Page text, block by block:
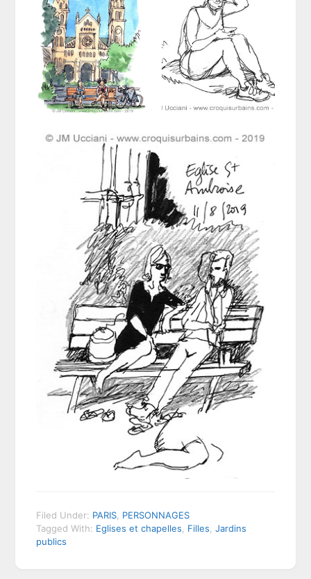
Filed Under: PARIS, PERSONNAGES
Tagged With: Eglises et chapelles, Filles,Jardins
publics